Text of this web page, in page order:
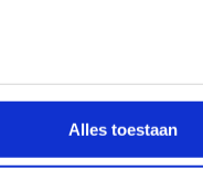
Alles toestaan
onderdeel van een